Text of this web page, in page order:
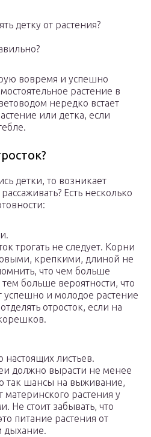
детку от растения?
вовремя и успешно
растение в
нередко встает
или детка, если
детки, то возникает
Есть несколько
трогать не следует. Корни
крепкими, длиной не
что чем больше
больше вероятности, что
успешно и молодое растение
отросток, если на
настоящих листьев.
должно вырасти не менее
так шансы на выживание,
материнского растения у
Не стоит забывать, что
питание растения от
дыхание.